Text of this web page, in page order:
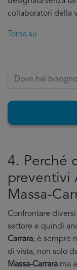
collaboratori della
Torna su
4. Perché
preventivi
Massa-
Confrontare
settore e quindi
Carrara, è sempre
di vista, non solo
Massa-Carrara ma